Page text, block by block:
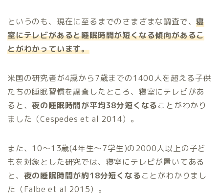
というのも、現在に至るまでのさまざまな調査で、寝
室にテレビがあると睡眠時間が短くなる傾向があるこ
とがわかっています。
米国の研究者が4歳から7歳までの1400人を超える子供
たちの睡眠習慣を調査したところ、寝室にテレビがあ
ると、夜の睡眠時間が平均38分短くなることがわかり
ました（Cespedes et al 2014）。
また、10～13歳(4年生～7学生)の2000人以上の子ど
もを対象とした研究では、寝室にテレビが置いてある
と、 夜の睡眠時間が約18分短くなることがわかりまし
た（Falbe et al 2015）。